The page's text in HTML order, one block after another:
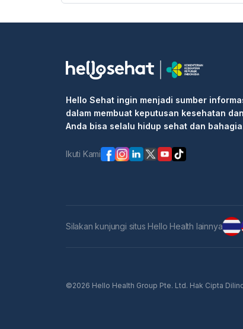
Hello Sehat ingin menjadi sumber
dalam membuat keputusan kesehatan
Anda bisa selalu hidup sehat dan
Ikuti Kami
Silakan kunjungi situs Hello Health lainnya
©2026 Hello Health Group Pte. Ltd. Hak Cipta